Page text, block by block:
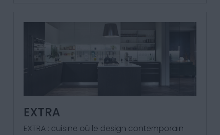
EXTRA
EXTRA : cuisine où le design contemporain